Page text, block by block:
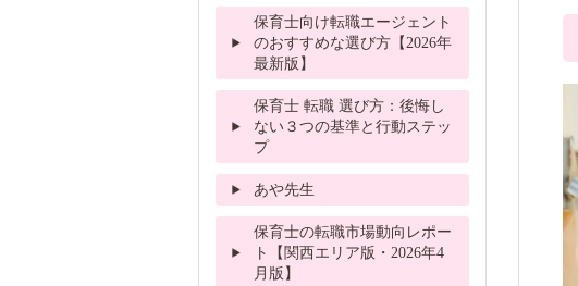
保育士向け転職エージェント
のおすすめな選び方【2026年
最新版】
保育士 転職 選び方：後悔し
ない３つの基準と行動ステッ
プ
あや先生
保育士の転職市場動向レポー
ト【関西エリア版・2026年4
月版】